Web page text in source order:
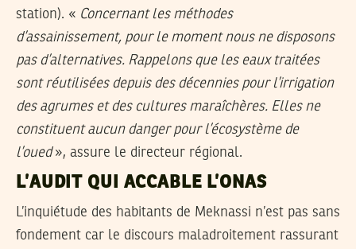
station). « Concernant les méthodes
d’assainissement, pour le moment nous ne disposons
pas d’alternatives. Rappelons que les eaux traitées
sont réutilisées depuis des décennies pour l’irrigation
des agrumes et des cultures maraîchères. Elles ne
constituent aucun danger pour l’écosystème de
l’oued», assure le directeur régional.
L’AUDIT QUI ACCABLE L’ONAS
L’inquiétude des habitants de Meknassi n’est pas sans
fondement car le discours maladroitement rassurant